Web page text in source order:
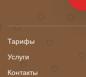
Тарифы
Услуги
Контакты